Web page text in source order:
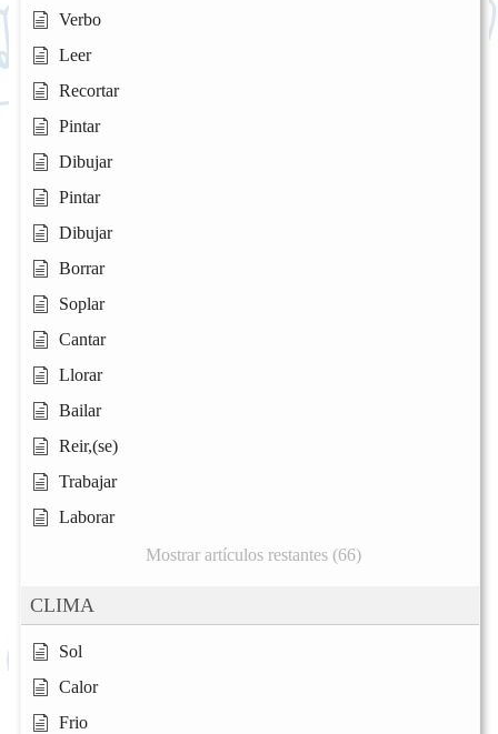
Verbo
Leer
Recortar
Pintar
Dibujar
Pintar
Dibujar
Borrar
Soplar
Cantar
Llorar
Bailar
Reir,(se)
Trabajar
Laborar
Mostrar artículos restantes (66)
CLIMA
Sol
Calor
Frio